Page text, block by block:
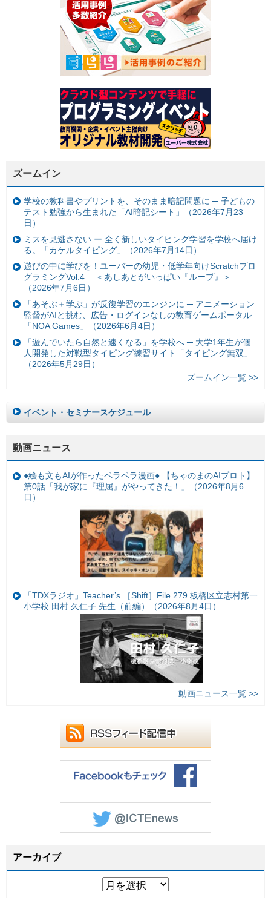
ズームイン
学校の教科書やプリントを、そのまま暗記問題に ─ 子どもの
テスト勉強から生まれた「AI暗記シート」（2026年7月23
日）
ミスを見逃さない ー 全く新しいタイピング学習を学校へ届け
る。「カケルタイピング」（2026年7月14日）
遊びの中に学びを！ユーバーの幼児・低学年向けScratchプロ
グラミングVol.4 ＜あしあとがいっぱい『ループ』＞
（2026年7月6日）
「あそぶ＋学ぶ」が反復学習のエンジンに ─ アニメーション
監督がAIと挑む、広告・ログインなしの教育ゲームポータル
「NOA Games」（2026年6月4日）
「遊んでいたら自然と速くなる」を学校へ ─ 大学1年生が個
人開発した対戦型タイピング練習サイト「タイピング無双」
（2026年5月29日）
ズームイン一覧 >>
イベント・セミナースケジュール
動画ニュース
●絵も文もAIが作ったペラペラ漫画● 【ちゃのまのAIプロト】
第0話「我が家に『理屈』がやってきた！」（2026年8月6
日）
「TDXラジオ」Teacher’s ［Shift］File.279 板橋区立志村第一
小学校 田村 久仁子 先生（前編）（2026年8月4日）
動画ニュース一覧 >>
アーカイブ